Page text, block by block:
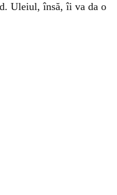
Uleiul, însă, îi va da o